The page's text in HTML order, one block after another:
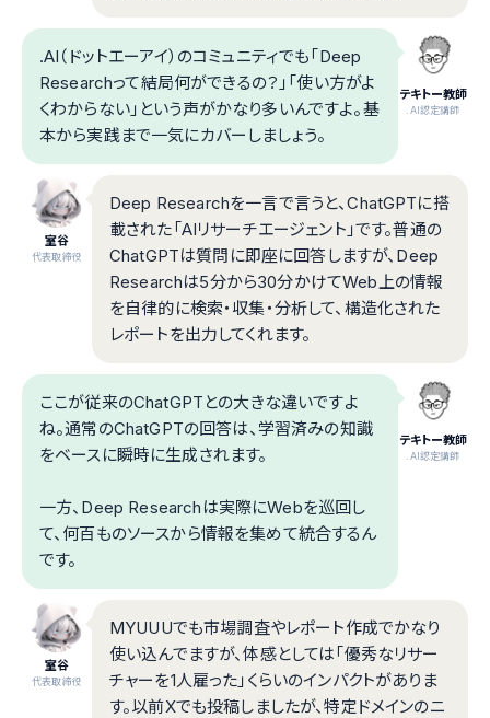
テキトー教師
.AI認定講師
.AI（ドットエーアイ）のコミュニティでも「Deep
Researchって結局何ができるの？」「使い方がよ
くわからない」という声がかなり多いんですよ。基
本から実践まで一気にカバーしましょう。
室谷
代表取締役
Deep Researchを一言で言うと、ChatGPTに搭
載された「AIリサーチエージェント」です。普通の
ChatGPTは質問に即座に回答しますが、Deep
Researchは5分から30分かけてWeb上の情報
を自律的に検索・収集・分析して、構造化された
レポートを出力してくれます。
テキトー教師
.AI認定講師
ここが従来のChatGPTとの大きな違いですよ
ね。通常のChatGPTの回答は、学習済みの知識
をベースに瞬時に生成されます。
一方、Deep Researchは実際にWebを巡回し
て、何百ものソースから情報を集めて統合するん
です。
室谷
代表取締役
MYUUUでも市場調査やレポート作成でかなり
使い込んでますが、体感としては「優秀なリサー
チャーを1人雇った」くらいのインパクトがありま
す。以前Xでも投稿しましたが、特定ドメインのニ